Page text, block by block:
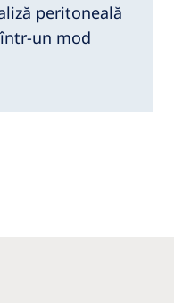
peritoneală
un mod